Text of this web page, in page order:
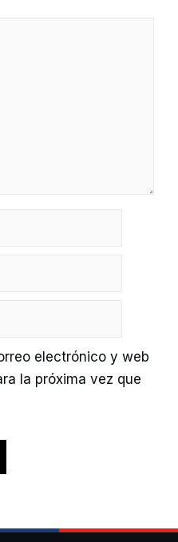
electrónico y web
la próxima vez que